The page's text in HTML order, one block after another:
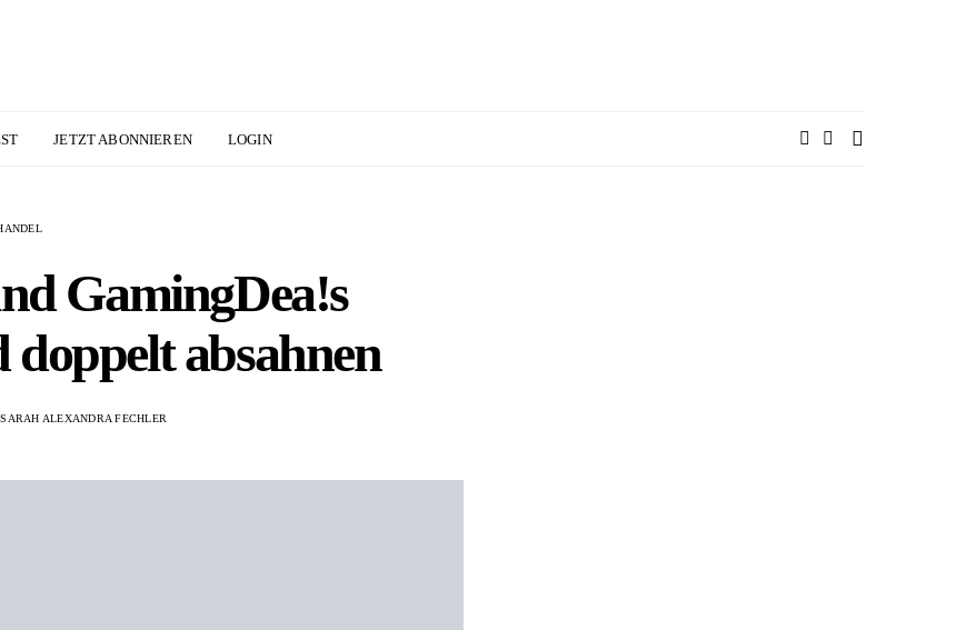
JETZT ABONNIEREN LOGIN
GamingDea!s
absahnen
SARAH ALEXANDRA FECHLER